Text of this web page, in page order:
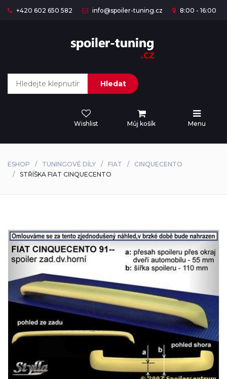
+420 602 650 582 info@spoiler-tuning.cz 8:00 - 16:00
Hledat
Wishlist Můj košík Menu
ESHOP TUNINGOVÉ DÍLY FIAT
CINQUECENTO
STŘÍŠKA FIAT CINQUECENTO